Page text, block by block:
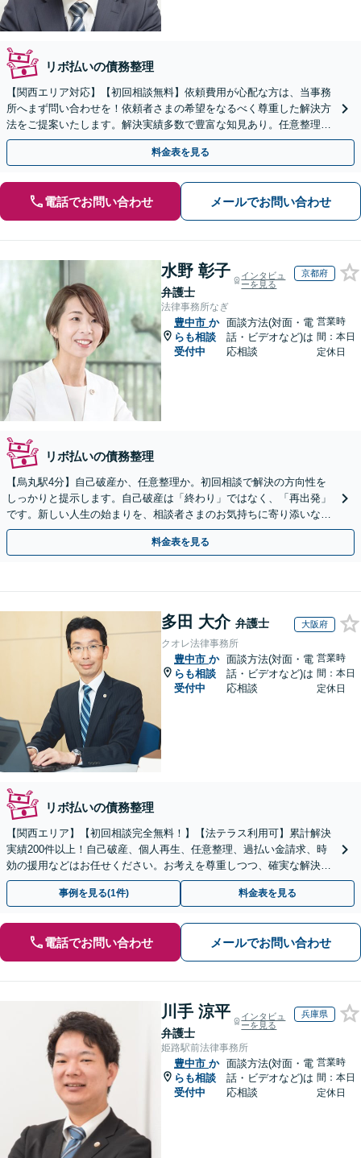
リボ払いの債務整理
【関西エリア対応】【初回相談無料】依頼費用が心配な方は、当事務
所へまず問い合わせを！依頼者さまの希望をなるべく尊重した解決方
法をご提案いたします。解決実績多数で豊富な知見あり。任意整理／
自己破産など【休日・夜間対応可】
料金表を見る
電話でお問い合わせ メールでお問い合わせ
水野 彰子
弁護士
インタビュ
ーを見る
京都府
法律事務所なぎ
豊中市 か
らも相談
受付中
面談方法(対面・電
話・ビデオなど)は
応相談
営業時
間：本日
定休日
リボ払いの債務整理
【烏丸駅4分】自己破産か、任意整理か。初回相談で解決の方向性を
しっかりと提示します。自己破産は「終わり」ではなく、「再出発」
です。新しい人生の始まりを、相談者さまのお気持ちに寄り添いなが
らサポートします【初回相談無料】【法テラス利用可】
料金表を見る
多田 大介 弁護士 大阪府
クオレ法律事務所
豊中市 か
らも相談
受付中
面談方法(対面・電
話・ビデオなど)は
応相談
営業時
間：本日
定休日
リボ払いの債務整理
【関西エリア】【初回相談完全無料！】【法テラス利用可】累計解決
実績200件以上！自己破産、個人再生、任意整理、過払い金請求、時
効の援用などはお任せください。お考えを尊重しつつ、確実な解決を
目指します【休日・夜間相談可】【弁護士歴15年以上】
事例を見る(1件) 料金表を見る
電話でお問い合わせ メールでお問い合わせ
川手 涼平
弁護士
インタビュ
ーを見る
兵庫県
姫路駅前法律事務所
豊中市 か
らも相談
受付中
面談方法(対面・電
話・ビデオなど)は
応相談
営業時
間：本日
定休日